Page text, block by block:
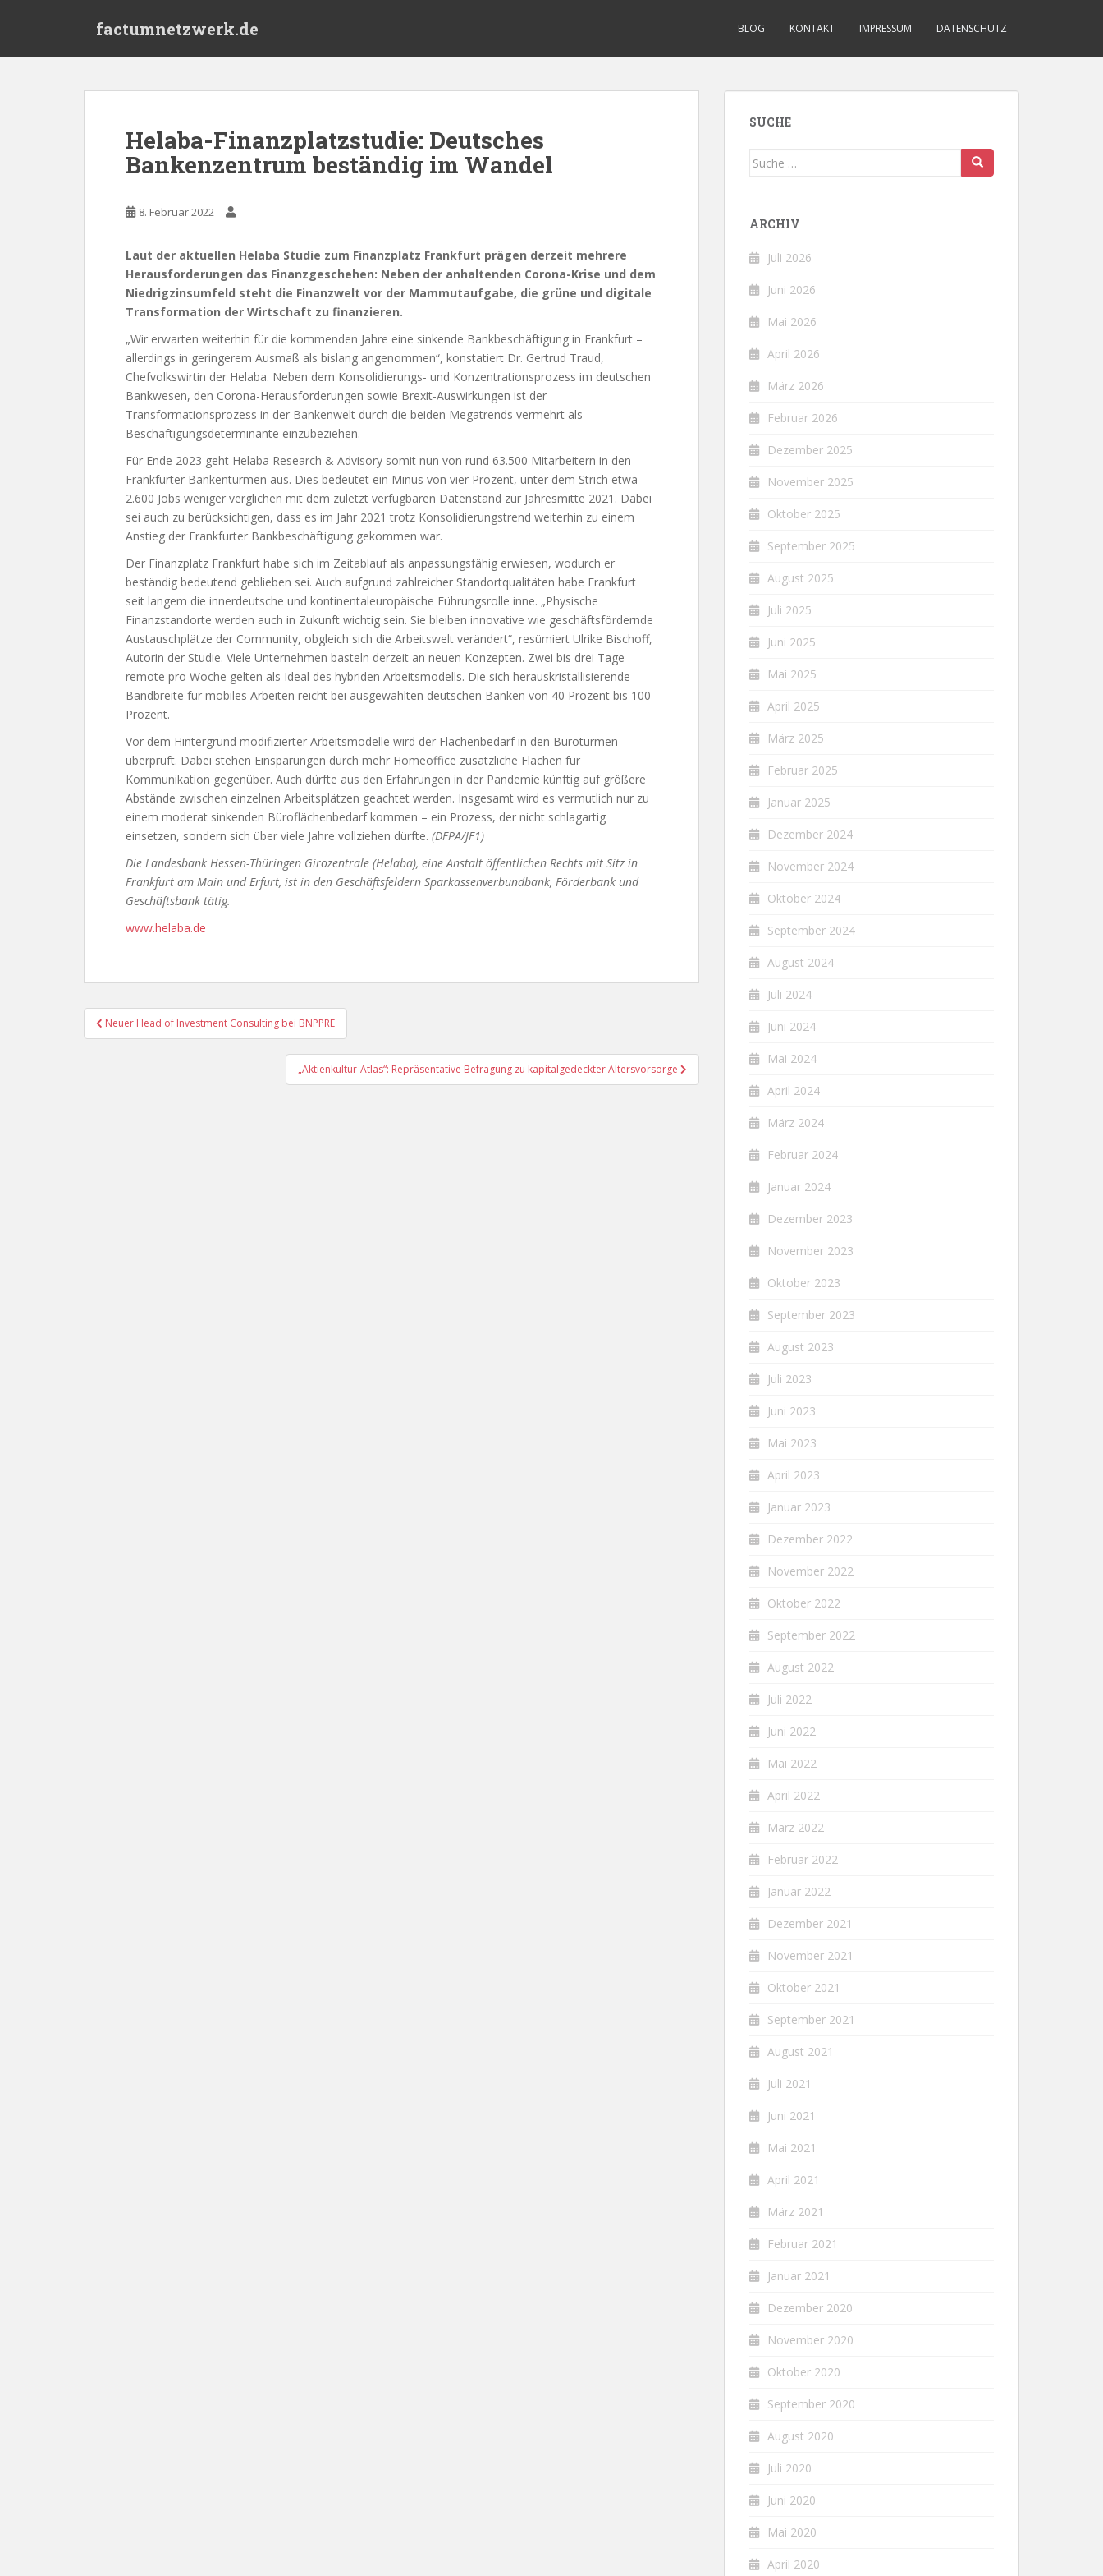
factumnetzwerk.de BLOG KONTAKT IMPRESSUM DATENSCHUTZ
Helaba-Finanzplatzstudie: Deutsches
Bankenzentrum beständig im Wandel
8. Februar 2022
Laut der aktuellen Helaba Studie zum Finanzplatz Frankfurt prägen derzeit mehrere
Herausforderungen das Finanzgeschehen: Neben der anhaltenden Corona-Krise und dem
Niedrigzinsumfeld steht die Finanzwelt vor der Mammutaufgabe, die grüne und digitale
Transformation der Wirtschaft zu finanzieren.
„Wir erwarten weiterhin für die kommenden Jahre eine sinkende Bankbeschäftigung in Frankfurt –
allerdings in geringerem Ausmaß als bislang angenommen“, konstatiert Dr. Gertrud Traud,
Chefvolkswirtin der Helaba. Neben dem Konsolidierungs- und Konzentrationsprozess im deutschen
Bankwesen, den Corona-Herausforderungen sowie Brexit-Auswirkungen ist der
Transformationsprozess in der Bankenwelt durch die beiden Megatrends vermehrt als
Beschäftigungsdeterminante einzubeziehen.
Für Ende 2023 geht Helaba Research & Advisory somit nun von rund 63.500 Mitarbeitern in den
Frankfurter Bankentürmen aus. Dies bedeutet ein Minus von vier Prozent, unter dem Strich etwa
2.600 Jobs weniger verglichen mit dem zuletzt verfügbaren Datenstand zur Jahresmitte 2021. Dabei
sei auch zu berücksichtigen, dass es im Jahr 2021 trotz Konsolidierungstrend weiterhin zu einem
Anstieg der Frankfurter Bankbeschäftigung gekommen war.
Der Finanzplatz Frankfurt habe sich im Zeitablauf als anpassungsfähig erwiesen, wodurch er
beständig bedeutend geblieben sei. Auch aufgrund zahlreicher Standortqualitäten habe Frankfurt
seit langem die innerdeutsche und kontinentaleuropäische Führungsrolle inne. „Physische
Finanzstandorte werden auch in Zukunft wichtig sein. Sie bleiben innovative wie geschäftsfördernde
Austauschplätze der Community, obgleich sich die Arbeitswelt verändert“, resümiert Ulrike Bischoff,
Autorin der Studie. Viele Unternehmen basteln derzeit an neuen Konzepten. Zwei bis drei Tage
remote pro Woche gelten als Ideal des hybriden Arbeitsmodells. Die sich herauskristallisierende
Bandbreite für mobiles Arbeiten reicht bei ausgewählten deutschen Banken von 40 Prozent bis 100
Prozent.
Vor dem Hintergrund modifizierter Arbeitsmodelle wird der Flächenbedarf in den Bürotürmen
überprüft. Dabei stehen Einsparungen durch mehr Homeoffice zusätzliche Flächen für
Kommunikation gegenüber. Auch dürfte aus den Erfahrungen in der Pandemie künftig auf größere
Abstände zwischen einzelnen Arbeitsplätzen geachtet werden. Insgesamt wird es vermutlich nur zu
einem moderat sinkenden Büroflächenbedarf kommen – ein Prozess, der nicht schlagartig
einsetzen, sondern sich über viele Jahre vollziehen dürfte. (DFPA/JF1)
Die Landesbank Hessen-Thüringen Girozentrale (Helaba), eine Anstalt öffentlichen Rechts mit Sitz in
Frankfurt am Main und Erfurt, ist in den Geschäftsfeldern Sparkassenverbundbank, Förderbank und
Geschäftsbank tätig.
www.helaba.de
Beitragsnavigation
Neuer Head of Investment Consulting bei BNPPRE
„Aktienkultur-Atlas“: Repräsentative Befragung zu kapitalgedeckter Altersvorsorge
SUCHE
Suche
ARCHIV
Juli 2026
Juni 2026
Mai 2026
April 2026
März 2026
Februar 2026
Dezember 2025
November 2025
Oktober 2025
September 2025
August 2025
Juli 2025
Juni 2025
Mai 2025
April 2025
März 2025
Februar 2025
Januar 2025
Dezember 2024
November 2024
Oktober 2024
September 2024
August 2024
Juli 2024
Juni 2024
Mai 2024
April 2024
März 2024
Februar 2024
Januar 2024
Dezember 2023
November 2023
Oktober 2023
September 2023
August 2023
Juli 2023
Juni 2023
Mai 2023
April 2023
Januar 2023
Dezember 2022
November 2022
Oktober 2022
September 2022
August 2022
Juli 2022
Juni 2022
Mai 2022
April 2022
März 2022
Februar 2022
Januar 2022
Dezember 2021
November 2021
Oktober 2021
September 2021
August 2021
Juli 2021
Juni 2021
Mai 2021
April 2021
März 2021
Februar 2021
Januar 2021
Dezember 2020
November 2020
Oktober 2020
September 2020
August 2020
Juli 2020
Juni 2020
Mai 2020
April 2020